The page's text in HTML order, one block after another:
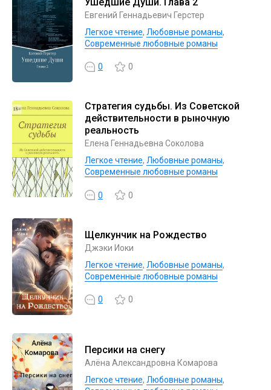
Евгений Геннадьевич Герстер
Легкое чтение, Любовные романы,
Современные любовные романы
0 0
Стратегия судьбы. Из Советской
действительности в рыночную
реальность
Елена Геннадьевна Соколова
Легкое чтение, Любовные романы,
Современные любовные романы
0 0
Щелкунчик на Рождество
Джэки Иоки
Легкое чтение, Любовные романы,
Современные любовные романы
0 0
Персики на снегу
Алёна Александровна Комарова
Легкое чтение, Любовные романы,